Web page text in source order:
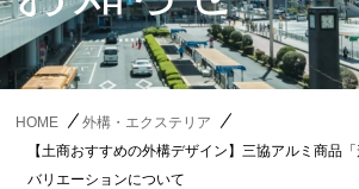
HOME
外構・エクステリア
【土商おすすめの外構デザイン】三協アルミ商品
バリエーションについて